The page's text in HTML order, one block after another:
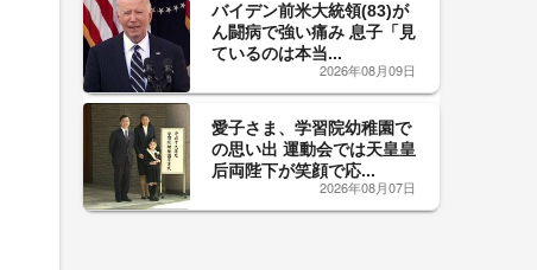
バイデン前米大統領(83)が
ん闘病で強い痛み 息子「見
ているのは本当...
2026年08月09日
愛子さま、学習院幼稚園で
の思い出 運動会では天皇皇
后両陛下が笑顔で応...
2026年08月07日